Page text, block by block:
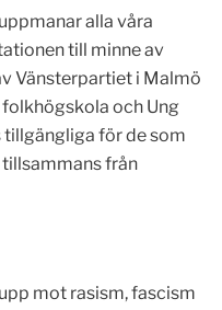
alla våra
till minne av
Vänsterpartiet i Malmö
och Ung
tillgängliga för de som
från
mot rasism, fascism